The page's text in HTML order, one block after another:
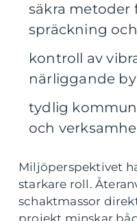
säkra metoder
spräckning
kontroll av
närliggande
tydlig
och
Miljöperspektivet
starkare roll.
schaktmassor